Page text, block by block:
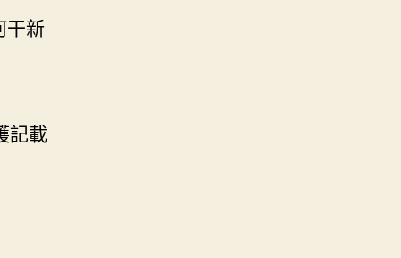
干新
記載